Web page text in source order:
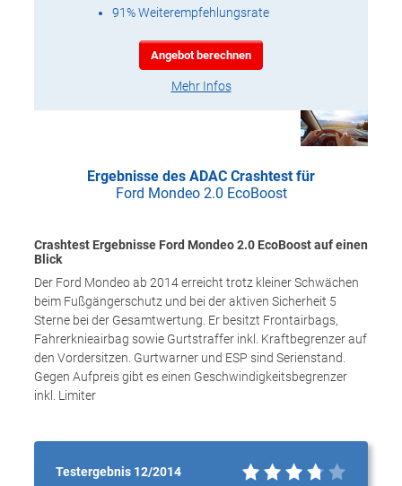
91% Weiterempfehlungsrate
Angebot berechnen
Mehr Infos
Ergebnisse des ADAC Crashtest für
Ford Mondeo 2.0 EcoBoost
Crashtest Ergebnisse Ford Mondeo 2.0 EcoBoost auf einen
Blick
Der Ford Mondeo ab 2014 erreicht trotz kleiner Schwächen
beim Fußgängerschutz und bei der aktiven Sicherheit 5
Sterne bei der Gesamtwertung. Er besitzt Frontairbags,
Fahrerknieairbag sowie Gurtstraffer inkl. Kraftbegrenzer auf
den Vordersitzen. Gurtwarner und ESP sind Serienstand.
Gegen Aufpreis gibt es einen Geschwindigkeitsbegrenzer
inkl. Limiter
Testergebnis 12/2014